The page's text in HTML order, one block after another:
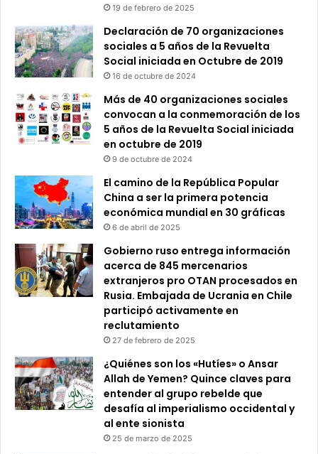
19 de febrero de 2025
Declaración de 70 organizaciones
sociales a 5 años de la Revuelta
Social iniciada en Octubre de 2019
16 de octubre de 2024
Más de 40 organizaciones sociales
convocan a la conmemoración de los
5 años de la Revuelta Social iniciada
en octubre de 2019
9 de octubre de 2024
El camino de la República Popular
China a ser la primera potencia
económica mundial en 30 gráficas
6 de abril de 2025
Gobierno ruso entrega información
acerca de 845 mercenarios
extranjeros pro OTAN procesados en
Rusia. Embajada de Ucrania en Chile
participó activamente en
reclutamiento
27 de febrero de 2025
¿Quiénes son los «Hutíes» o Ansar
Allah de Yemen? Quince claves para
entender al grupo rebelde que
desafía al imperialismo occidental y
al ente sionista
25 de marzo de 2025